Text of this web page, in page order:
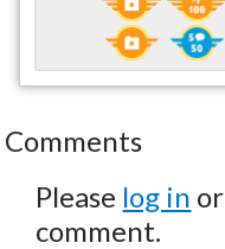
Comments
Please log in or
comment.